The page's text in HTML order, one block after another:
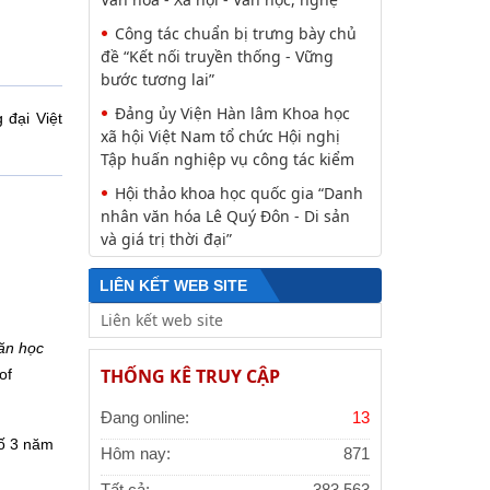
đại Việt
học
3 năm
Công tác chuẩn bị trưng bày chủ
đề “Kết nối truyền thống - Vững
bước tương lai”
Đảng ủy Viện Hàn lâm Khoa học
xã hội Việt Nam tổ chức Hội nghị
Tập huấn nghiệp vụ công tác kiểm
Hội thảo khoa học quốc gia “Danh
nhân văn hóa Lê Quý Đôn - Di sản
và giá trị thời đại”
LIÊN KẾT WEB SITE
THỐNG KÊ TRUY CẬP
Đang online: 13
Hôm nay: 871